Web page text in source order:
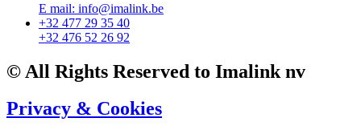
E mail: info@imalink.be
+32 477 29 35 40
+32 476 52 26 92
© All Rights Reserved to Imalink nv
Privacy & Cookies